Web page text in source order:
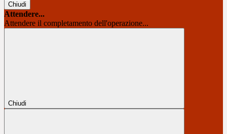
Chiudi
Attendere...
Attendere il completamento dell'operazione...
Chiudi